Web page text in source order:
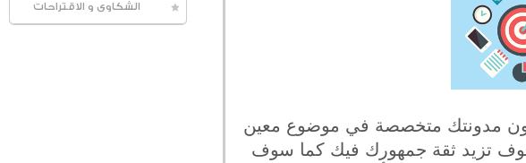
الشكاوى و الاقتراحات
مدونتك متخصصة في موضوع معين
تزيد ثقة جمهورك فيك كما سوف